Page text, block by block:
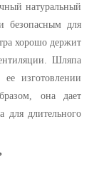
натуральный
безопасным для
хорошо держит
Шляпа
изготовлении
она дает
для длительного